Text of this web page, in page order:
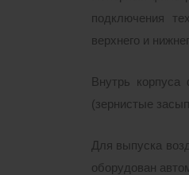
подключения
верхнего и
Внутрь
(зернистые
Для выпуска
оборудован